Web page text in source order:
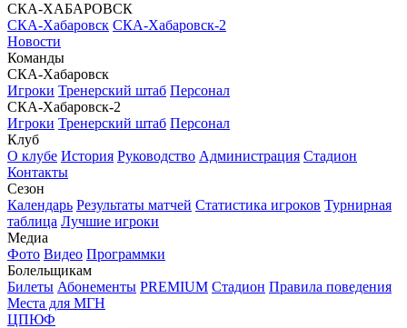
СКА-ХАБАРОВСК
СКА-Хабаровск СКА-Хабаровск-2
Новости
Команды
СКА-Хабаровск
Игроки Тренерский штаб Персонал
СКА-Хабаровск-2
Игроки Тренерский штаб Персонал
Клуб
О клубе История Руководство Администрация Стадион
Контакты
Сезон
Календарь Результаты матчей Статистика игроков Турнирная
таблица Лучшие игроки
Медиа
Фото Видео Программки
Болельщикам
Билеты Абонементы PREMIUM Стадион Правила поведения
Места для МГН
ЦПЮФ